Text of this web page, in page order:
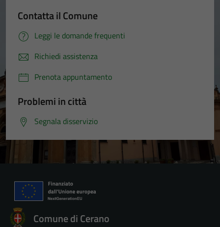
Contatta il Comune
Leggi le domande frequenti
Richiedi assistenza
Prenota appuntamento
Problemi in città
Segnala disservizio
Comune di Cerano